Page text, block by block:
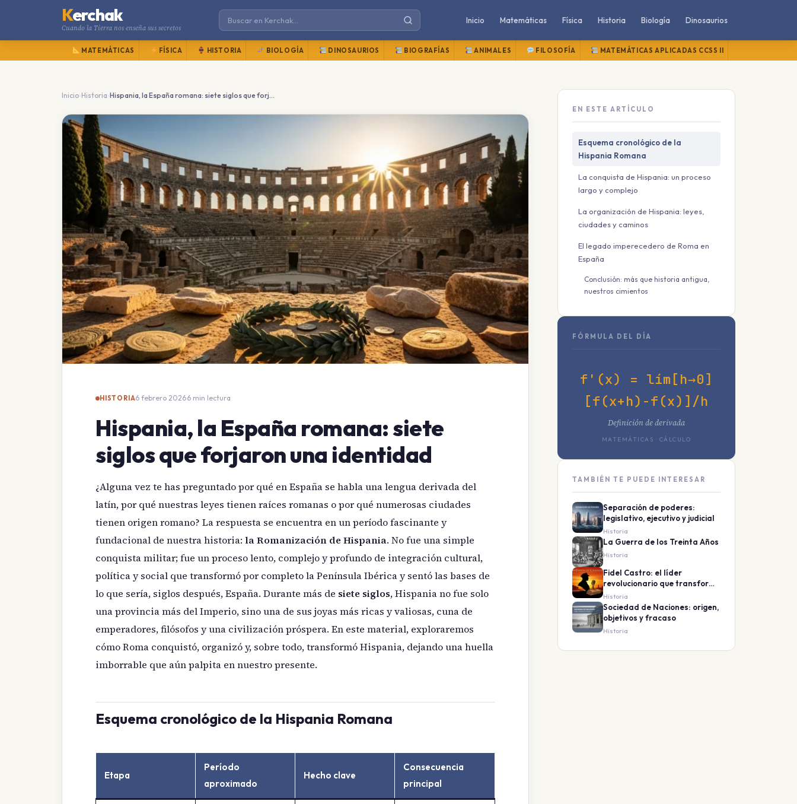
Kerchak
Cuando la Tierra nos enseña sus secretos
Inicio Matemáticas Física Historia Biología Dinosaurios
MATEMÁTICAS FÍSICA HISTORIA BIOLOGÍA DINOSAURIOS BIOGRAFÍAS ANIMALES FILOSOFÍA MATEMÁTICAS APLICADAS CCSS II
Inicio›Historia › Hispania, la España romana: siete siglos que forjaron una identidad
HISTORIA6 febrero 2026·6 min lectura
Hispania, la España romana: siete
siglos que forjaron una identidad
¿Alguna vez te has preguntado por qué en España se habla una lengua derivada del
latín, por qué nuestras leyes tienen raíces romanas o por qué numerosas ciudades
tienen origen romano? La respuesta se encuentra en un período fascinante y
fundacional de nuestra historia: la Romanización de Hispania. No fue una simple
conquista militar; fue un proceso lento, complejo y profundo de integración cultural,
política y social que transformó por completo la Península Ibérica y sentó las bases de
lo que sería, siglos después, España. Durante más de siete siglos, Hispania no fue solo
una provincia más del Imperio, sino una de sus joyas más ricas y valiosas, cuna de
emperadores, filósofos y una civilización próspera. En este material, exploraremos
cómo Roma conquistó, organizó y, sobre todo, transformó Hispania, dejando una huella
imborrable que aún palpita en nuestro presente.
Esquema cronológico de la Hispania Romana
Etapa
Período
aproximado
Hecho clave
Consecuencia
principal
EN ESTE ARTÍCULO
Esquema cronológico de la
Hispania Romana
La conquista de Hispania: un proceso
largo y complejo
La organización de Hispania: leyes,
ciudades y caminos
El legado imperecedero de Roma en
España
Conclusión: más que historia antigua,
nuestros cimientos
FÓRMULA DEL DÍA
f'(x) = lím[h→0]
[f(x+h)-f(x)]/h
Definición de derivada
MATEMÁTICAS · CÁLCULO
TAMBIÉN TE PUEDE INTERESAR
Separación de poderes:
legislativo, ejecutivo y judicial
Historia
La Guerra de los Treinta Años
Historia
Fidel Castro: el líder
revolucionario que transformó
Cuba
Historia
Sociedad de Naciones: origen,
objetivos y fracaso
Historia